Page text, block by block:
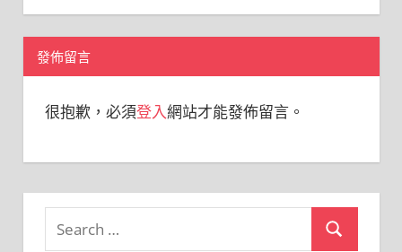
發佈留言
很抱歉，必須登入網站才能發佈留言。
Search